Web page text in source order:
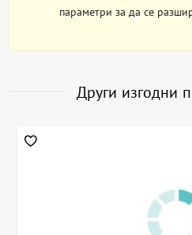
параметри за да се
Други изгодни